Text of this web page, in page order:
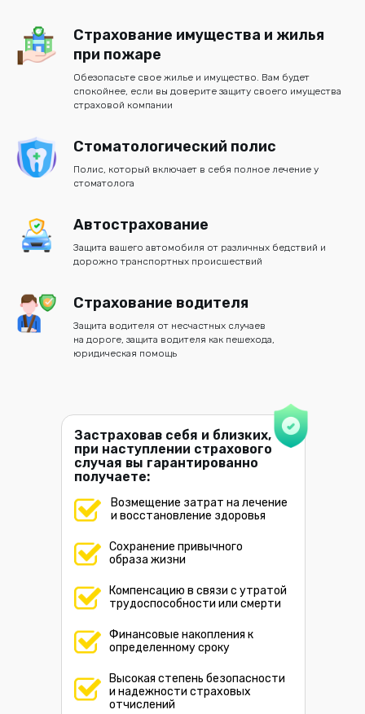
Страхование имущества и жилья
при пожаре
Обезопасьте свое жилье и имущество. Вам будет
спокойнее, если вы доверите защиту своего имущества
страховой компании
Стоматологический полис
Полис, который включает в себя полное лечение у
стоматолога
Автострахование
Защита вашего автомобиля от различных бедствий и
дорожно транспортных происшествий
Страхование водителя
Защита водителя от несчастных случаев
на дороге, защита водителя как пешехода,
юридическая помощь
Возмещение затрат на лечение
и восстановление здоровья
Сохранение привычного
образа жизни
Компенсацию в связи с утратой
трудоспособности или смерти
Застраховав себя и близких,
при наступлении страхового
случая вы гарантированно
получаете:
Финансовые накопления к
определенному сроку
Высокая степень безопасности
и надежности страховых
отчислений